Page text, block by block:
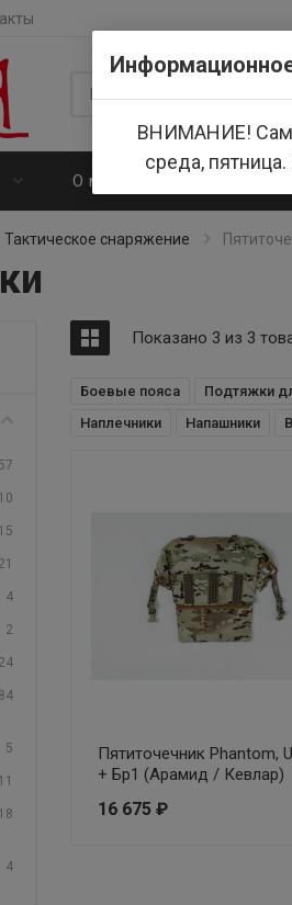
О магазине
Тактическое снаряжение
57
10
15
21
4
2
24
84
5
11
18
4
Показано 3 из 3
Боевые пояса Подтяжки
Наплечники
Напашники
Пятиточечник Phantom,
+ Бр1 (Арамид / Кевлар)
16 675 ₽
ВНИМАНИЕ!
среда,